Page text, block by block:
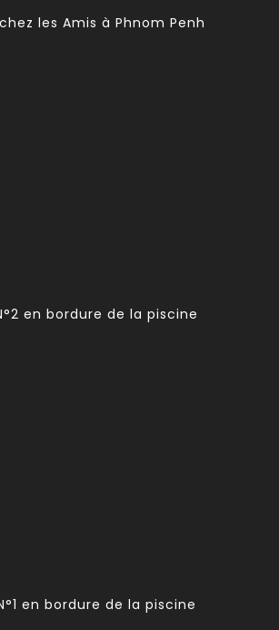
les Amis à Phnom Penh
en bordure de la piscine
en bordure de la piscine